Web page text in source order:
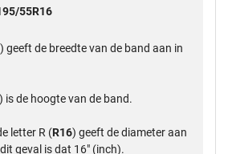
55R16
) geeft de breedte van de band aan in
) is de hoogte van de band.
letter R (R16) geeft de diameter aan
geval is dat 16" (inch).